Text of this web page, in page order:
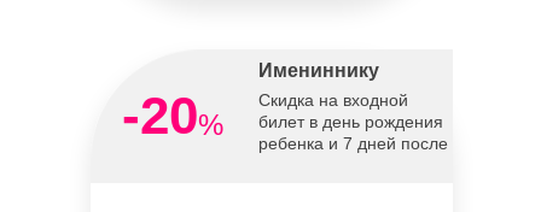
-20%
Имениннику
Скидка на входной
билет в день рождения
ребенка и 7 дней после